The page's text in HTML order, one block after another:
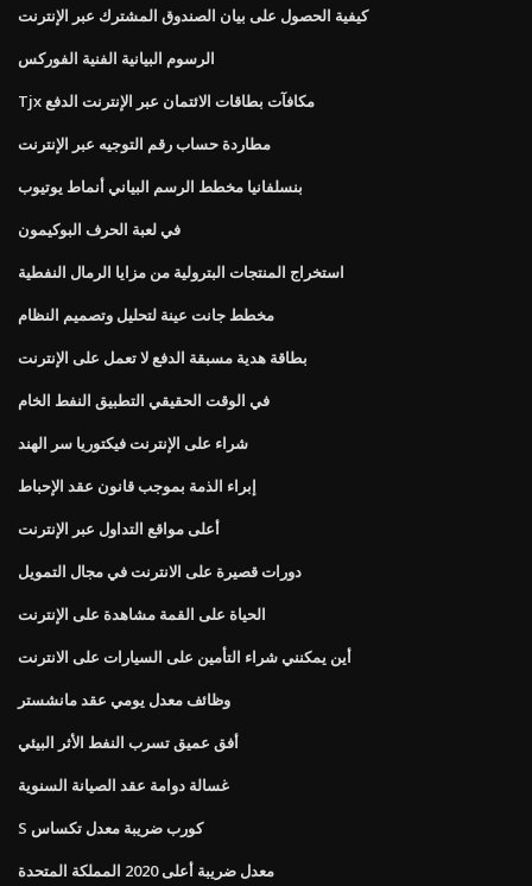
كيفية الحصول على بيان الصندوق المشترك عبر الإنترنت
الرسوم البيانية الفنية الفوركس
Tjx مكافآت بطاقات الائتمان عبر الإنترنت الدفع
مطاردة حساب رقم التوجيه عبر الإنترنت
بنسلفانيا مخطط الرسم البياني أنماط يوتيوب
في لعبة الحرف البوكيمون
استخراج المنتجات البترولية من مزايا الرمال النفطية
مخطط جانت عينة لتحليل وتصميم النظام
بطاقة هدية مسبقة الدفع لا تعمل على الإنترنت
في الوقت الحقيقي التطبيق النفط الخام
شراء على الإنترنت فيكتوريا سر الهند
إبراء الذمة بموجب قانون عقد الإحباط
أعلى مواقع التداول عبر الإنترنت
دورات قصيرة على الانترنت في مجال التمويل
الحياة على القمة مشاهدة على الإنترنت
أين يمكنني شراء التأمين على السيارات على الانترنت
وظائف معدل يومي عقد مانشستر
أفق عميق تسرب النفط الأثر البيئي
غسالة دوامة عقد الصيانة السنوية
S كورب ضريبة معدل تكساس
معدل ضريبة أعلى 2020 المملكة المتحدة